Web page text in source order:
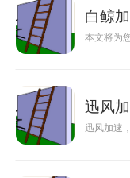
白鲸
本文将为
迅风
迅风加速